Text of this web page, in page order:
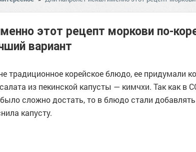
этот рецепт моркови по-
вариант
традиционное корейское блюдо, ее придумали
из пекинской капусты — кимчхи. Так как в
сложно достать, то в блюдо стали
капусту.